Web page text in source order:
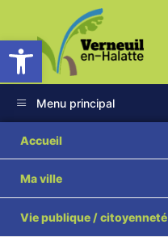
Ouvrir la barre d’outils
Menu principal
Accueil
Ma ville
Vie publique / citoyenneté